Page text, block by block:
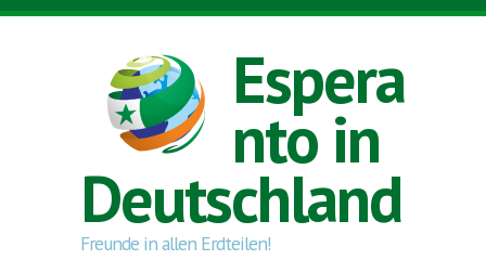
Direkt zum Inhalt
Espera
nto in
Deutschland
Freunde in allen Erdteilen!